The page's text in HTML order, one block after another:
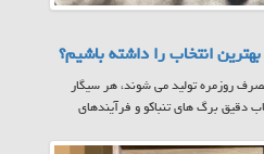
انتخاب را داشته باشیم؟
روزمره تولید می شوند، هر سیگار
دقیق برگ های تنباکو و فرآیندهای